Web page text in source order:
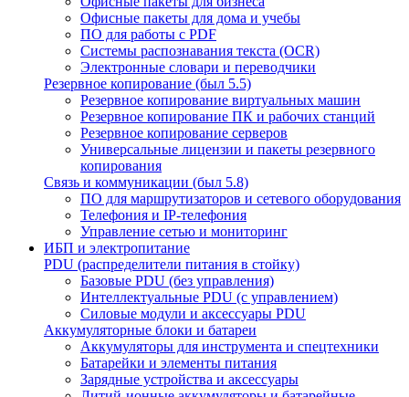
Офисные пакеты для дома и учебы
ПО для работы с PDF
Системы распознавания текста (OCR)
Электронные словари и переводчики
Резервное копирование (был 5.5)
Резервное копирование виртуальных машин
Резервное копирование ПК и рабочих станций
Резервное копирование серверов
Универсальные лицензии и пакеты резервного
копирования
Связь и коммуникации (был 5.8)
ПО для маршрутизаторов и сетевого оборудования
Телефония и IP-телефония
Управление сетью и мониторинг
ИБП и электропитание
PDU (распределители питания в стойку)
Базовые PDU (без управления)
Интеллектуальные PDU (с управлением)
Силовые модули и аксессуары PDU
Аккумуляторные блоки и батареи
Аккумуляторы для инструмента и спецтехники
Батарейки и элементы питания
Зарядные устройства и аксессуары